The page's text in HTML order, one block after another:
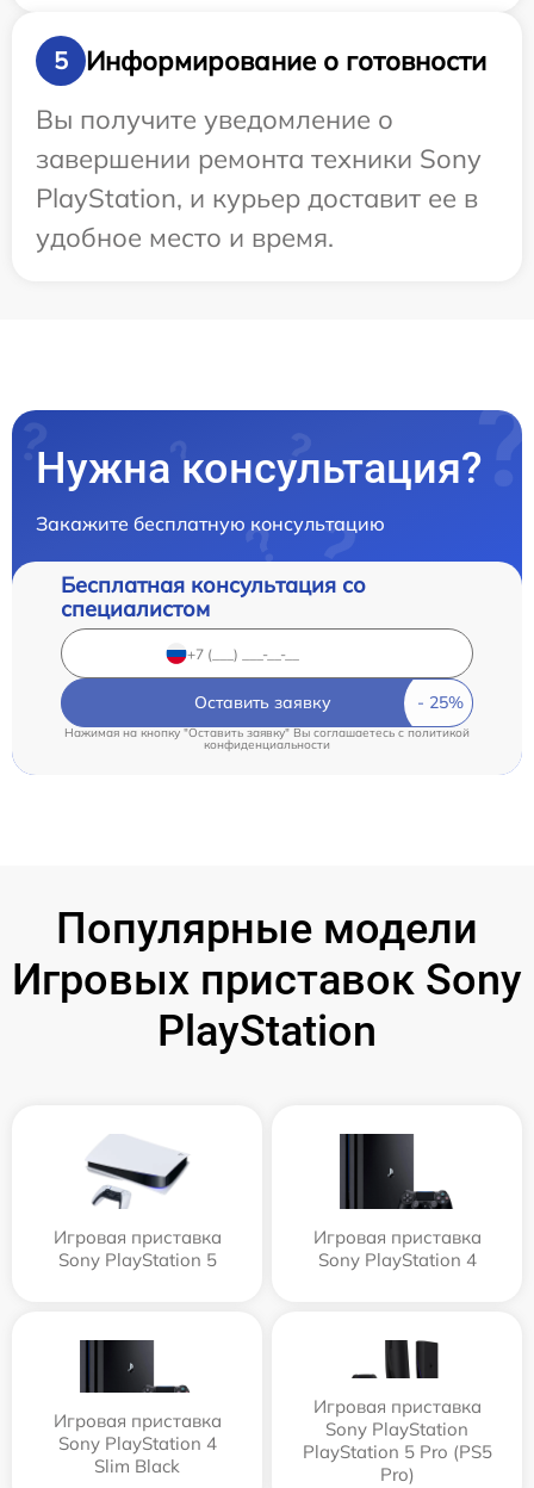
5
Информирование о готовности
Вы получите уведомление о
завершении ремонта техники Sony
PlayStation, и курьер доставит ее в
удобное место и время.
Нужна консультация?
Закажите бесплатную консультацию
Бесплатная консультация со
специалистом
Оставить заявку
Нажимая на кнопку "Оставить заявку" Вы соглашаетесь cполитикой
конфиденциальности
Популярные модели
Игровых приставок Sony
PlayStation
Игровая приставка
Sony PlayStation 5
Игровая приставка
Sony PlayStation 4
Игровая приставка
Sony PlayStation 4
Slim Black
Игровая приставка
Sony PlayStation
PlayStation 5 Pro (PS5
Pro)